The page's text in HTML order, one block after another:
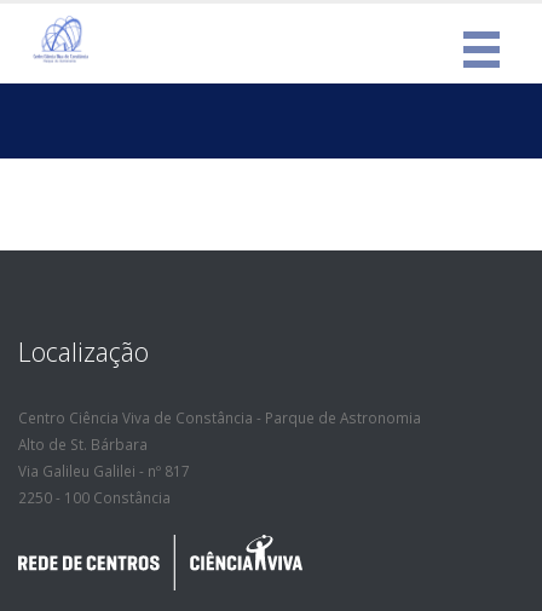
Localização
Centro Ciência Viva de Constância - Parque de Astronomia
Alto de St. Bárbara
Via Galileu Galilei - nº 817
2250 - 100 Constância